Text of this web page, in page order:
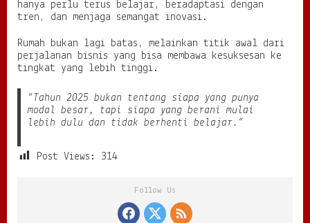
hanya perlu terus belajar, beradaptasi dengan
tren, dan menjaga semangat inovasi.
Rumah bukan lagi batas, melainkan titik awal dari
perjalanan bisnis yang bisa membawa kesuksesan ke
tingkat yang lebih tinggi.
“Tahun 2025 bukan tentang siapa yang punya
modal besar, tapi siapa yang berani mulai
lebih dulu dan tidak berhenti belajar.”
Post Views: 314
Follow Us